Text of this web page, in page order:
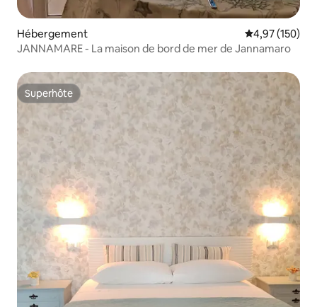
Hébergement Évaluation
4,97 (150)
JANNAMARE - La maison de bord de mer de Jannamaro
Superhôte
Superhôte